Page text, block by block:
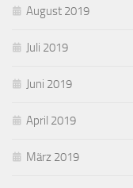
August 2019
Juli 2019
Juni 2019
April 2019
März 2019